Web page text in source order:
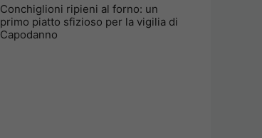
Conchiglioni ripieni al forno: un
primo piatto sfizioso per la vigilia di
Capodanno